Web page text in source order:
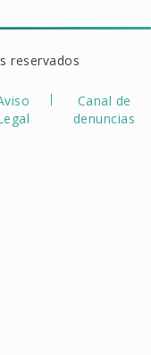
reservados
Canal de
denuncias